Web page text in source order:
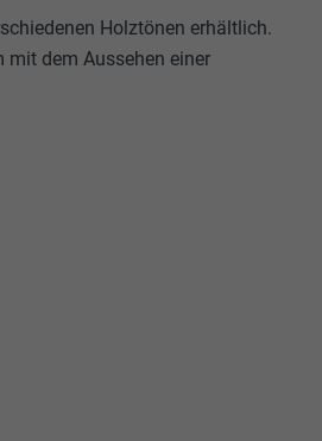
Holztönen erhältlich.
mit dem Aussehen einer